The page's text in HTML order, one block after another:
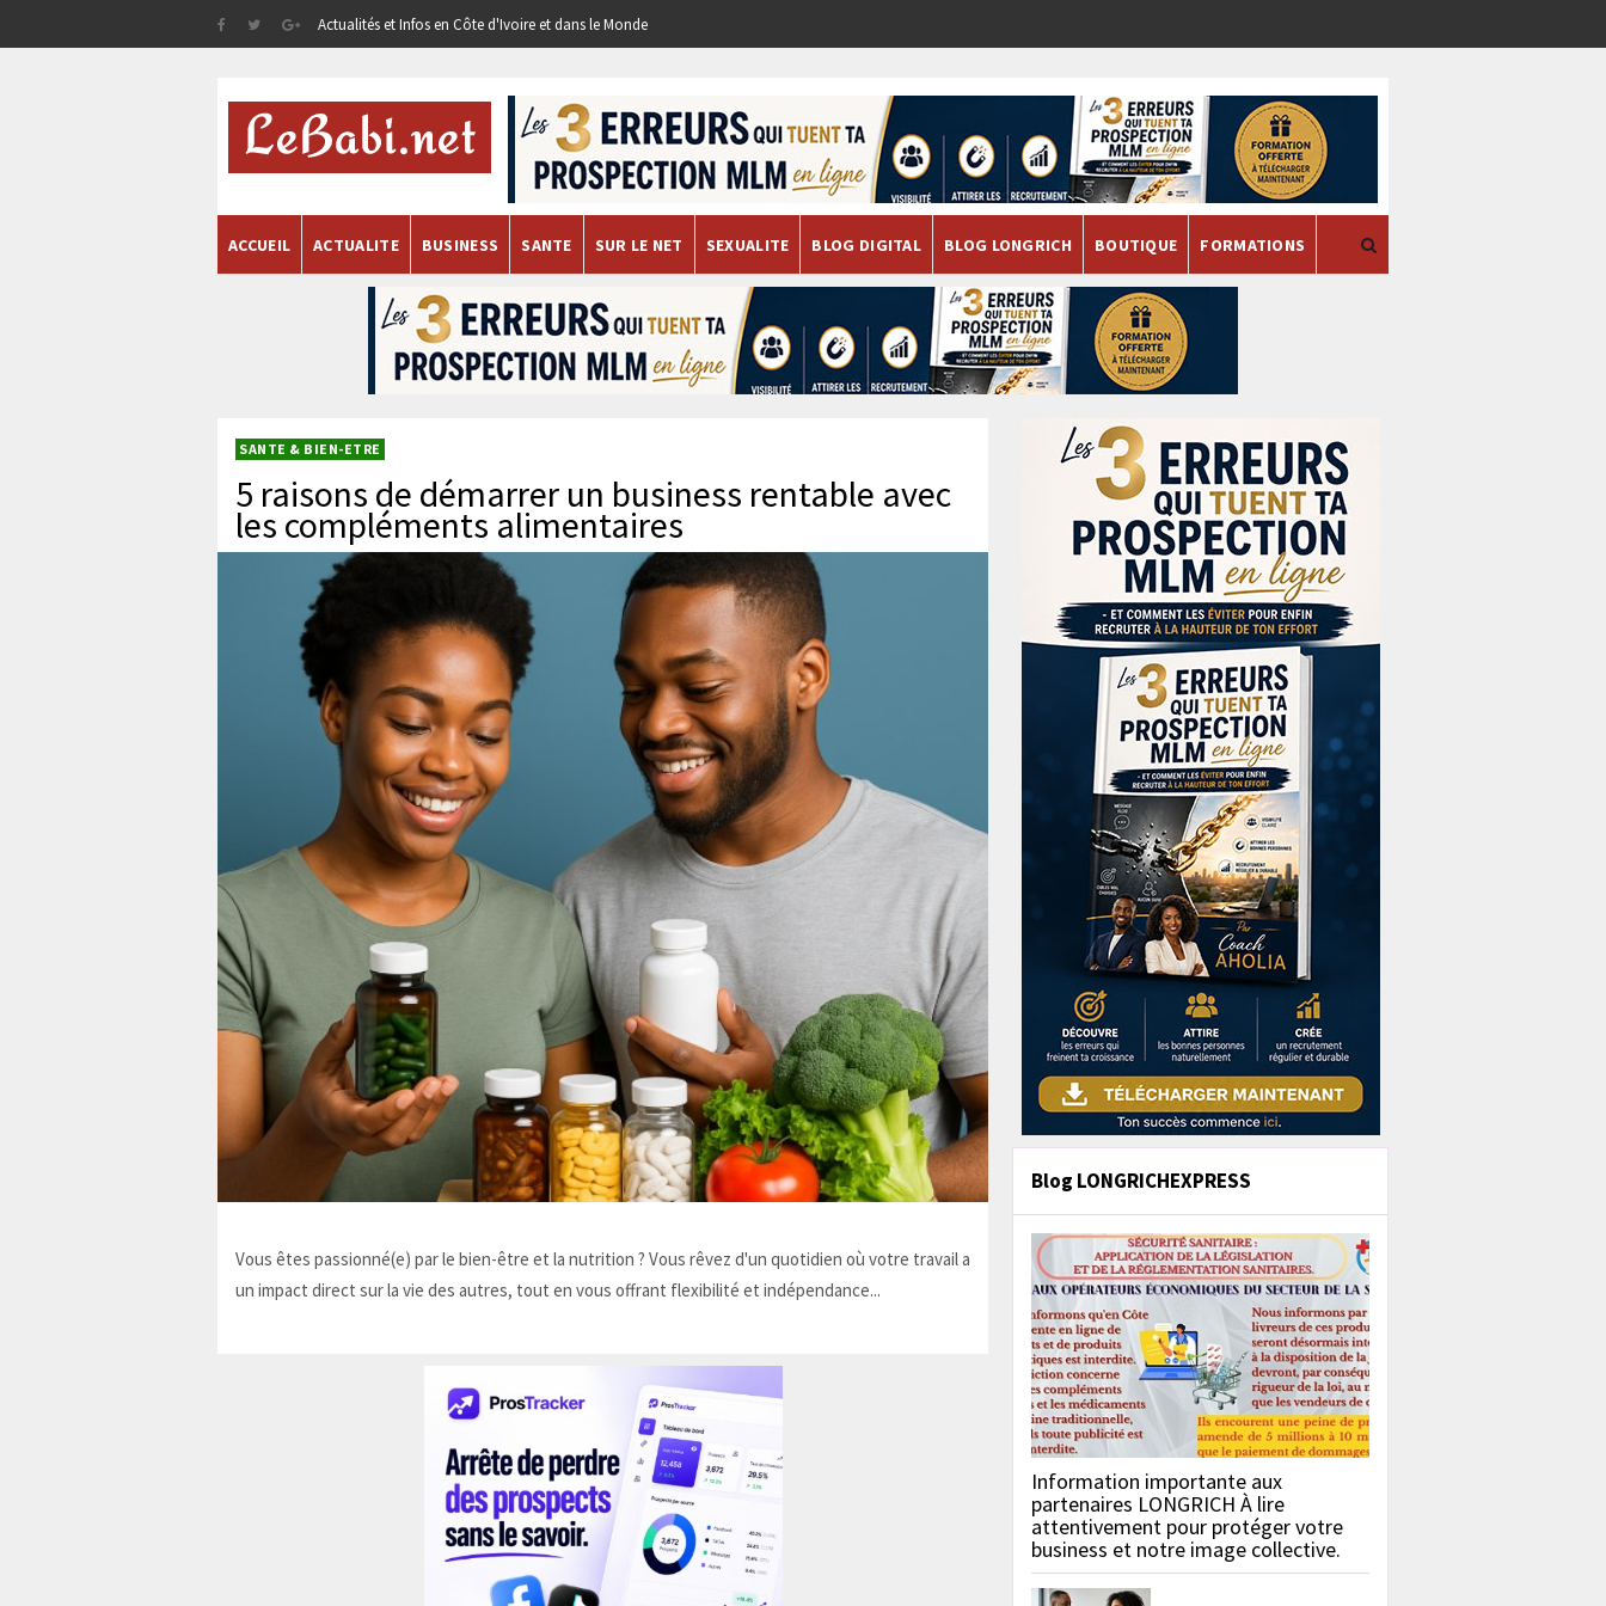
Actualités et Infos en Côte d'Ivoire et dans le Monde
ACCUEIL ACTUALITE BUSINESS SANTE SUR LE NET SEXUALITE BLOG DIGITAL BLOG LONGRICH BOUTIQUE FORMATIONS
SANTE & BIEN-ETRE
5 raisons de démarrer un business rentable avec
les compléments alimentaires
Vous êtes passionné(e) par le bien-être et la nutrition ? Vous rêvez d'un quotidien où votre travail a
un impact direct sur la vie des autres, tout en vous offrant flexibilité et indépendance...
Blog LONGRICHEXPRESS
Information importante aux
partenaires LONGRICH À lire
attentivement pour protéger votre
business et notre image collective.